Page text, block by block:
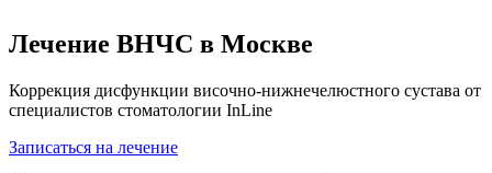
Лечение ВНЧС в Москве
Коррекция дисфункции височно-нижнечелюстного сустава от
специалистов стоматологии InLine
Записаться на лечение